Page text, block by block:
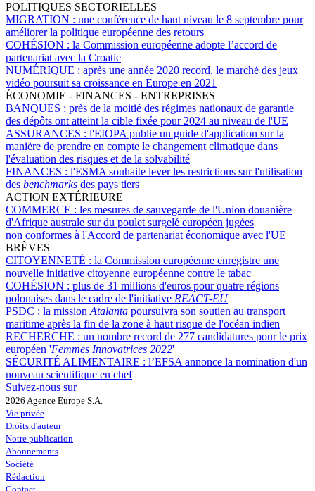
POLITIQUES SECTORIELLES
MIGRATION : une conférence de haut niveau le 8 septembre pour
améliorer la politique européenne des retours
COHÉSION : la Commission européenne adopte l’accord de
partenariat avec la Croatie
NUMÉRIQUE : après une année 2020 record, le marché des jeux
vidéo poursuit sa croissance en Europe en 2021
ÉCONOMIE - FINANCES - ENTREPRISES
BANQUES : près de la moitié des régimes nationaux de garantie
des dépôts ont atteint la cible fixée pour 2024 au niveau de l'UE
ASSURANCES : l'EIOPA publie un guide d'application sur la
manière de prendre en compte le changement climatique dans
l'évaluation des risques et de la solvabilité
FINANCES : l'ESMA souhaite lever les restrictions sur l'utilisation
des benchmarks des pays tiers
ACTION EXTÉRIEURE
COMMERCE : les mesures de sauvegarde de l'Union douanière
d'Afrique australe sur du poulet surgelé européen jugées
non conformes à l'Accord de partenariat économique avec l'UE
BRÈVES
CITOYENNETÉ : la Commission européenne enregistre une
nouvelle initiative citoyenne européenne contre le tabac
COHÉSION : plus de 31 millions d'euros pour quatre régions
polonaises dans le cadre de l'initiative REACT-EU
PSDC : la mission Atalanta poursuivra son soutien au transport
maritime après la fin de la zone à haut risque de l'océan indien
RECHERCHE : un nombre record de 277 candidatures pour le prix
européen 'Femmes Innovatrices 2022'
SÉCURITÉ ALIMENTAIRE : l’EFSA annonce la nomination d'un
nouveau scientifique en chef
Suivez-nous sur
2026 Agence Europe S.A.
Vie privée
Droits d'auteur
Notre publication
Abonnements
Société
Rédaction